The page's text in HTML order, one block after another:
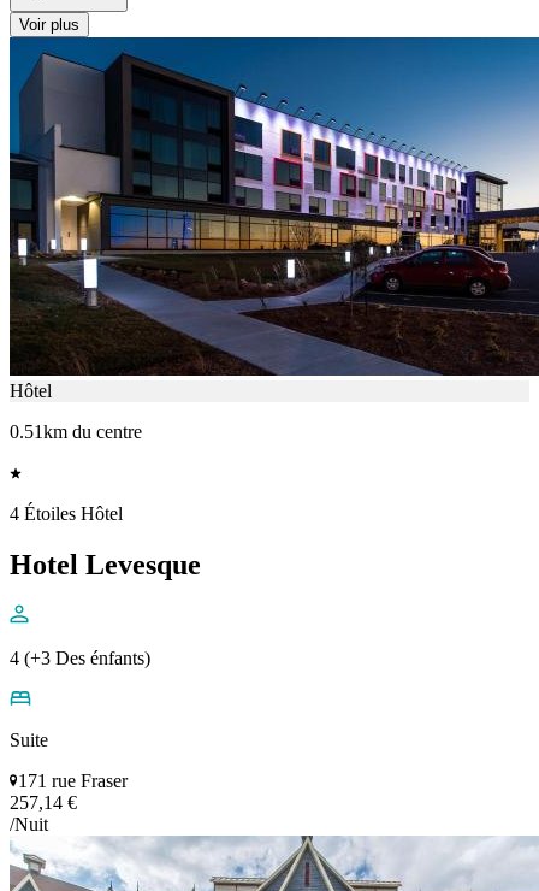
Voir plus
Hôtel
0.51km du centre
4 Étoiles Hôtel
Hotel Levesque
4 (+3 Des énfants)
Suite
171 rue Fraser
257,14 €
/Nuit